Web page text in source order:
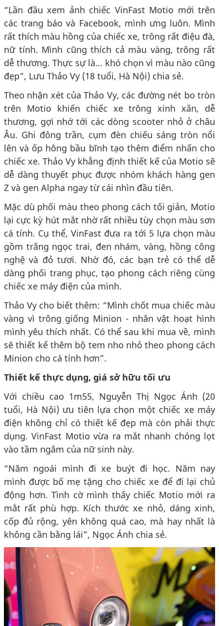
“Lần đầu xem ảnh chiếc VinFast Motio mới trên
các trang báo và Facebook, mình ưng luôn. Mình
rất thích màu hồng của chiếc xe, trông rất điệu đà,
nữ tính. Mình cũng thích cả màu vàng, trông rất
dễ thương. Thực sự là… khó chọn vì màu nào cũng
đẹp”, Lưu Thảo Vy (18 tuổi, Hà Nội) chia sẻ.
Theo nhận xét của Thảo Vy, các đường nét bo tròn
trên Motio khiến chiếc xe trông xinh xắn, dễ
thương, gợi nhớ tới các dòng scooter nhỏ ở châu
Âu. Ghi đông trần, cụm đèn chiếu sáng tròn nổi
lên và ốp hông bầu bĩnh tạo thêm điểm nhấn cho
chiếc xe. Thảo Vy khẳng định thiết kế của Motio sẽ
dễ dàng thuyết phục được nhóm khách hàng gen
Z và gen Alpha ngay từ cái nhìn đầu tiên.
Mặc dù phối màu theo phong cách tối giản, Motio
lại cực kỳ hút mắt nhờ rất nhiều tùy chọn màu sơn
cá tính. Cụ thể, VinFast đưa ra tới 5 lựa chọn màu
gồm trắng ngọc trai, đen nhám, vàng, hồng công
nghệ và đỏ tươi. Nhờ đó, các bạn trẻ có thể dễ
dàng phối trang phục, tạo phong cách riêng cùng
chiếc xe máy điện của mình.
Thảo Vy cho biết thêm: “Mình chốt mua chiếc màu
vàng vì trông giống Minion - nhân vật hoạt hình
mình yêu thích nhất. Có thể sau khi mua về, mình
sẽ thiết kế thêm bộ tem nho nhỏ theo phong cách
Minion cho cá tính hơn”.
Thiết kế thực dụng, giá sở hữu tối ưu
Với chiều cao 1m55, Nguyễn Thị Ngọc Ánh (20
tuổi, Hà Nội) ưu tiên lựa chọn một chiếc xe máy
điện không chỉ có thiết kế đẹp mà còn phải thực
dụng. VinFast Motio vừa ra mắt nhanh chóng lọt
vào tầm ngắm của nữ sinh này.
“Năm ngoái mình đi xe buýt đi học. Năm nay
mình được bố mẹ tặng cho chiếc xe để đi lại chủ
động hơn. Tình cờ mình thấy chiếc Motio mới ra
mắt rất phù hợp. Kích thước xe nhỏ, dáng xinh,
cốp đủ rộng, yên không quá cao, mà hay nhất là
không cần bằng lái”, Ngọc Ánh chia sẻ.